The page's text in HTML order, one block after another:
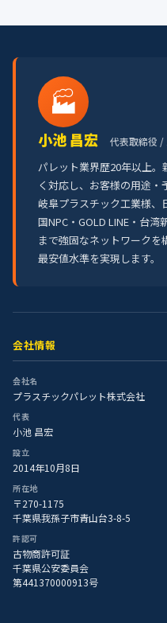
🏭
小池 昌宏 代表取締役 /
パレット業界歴20年以上
く対応し、お客様の用途・
岐阜プラスチック工業様、
国NPC・GOLD LINE・台
まで強固なネットワーク
最安値水準を実現します。
会社情報
会社名
プラスチックパレット株式会社
代表
小池 昌宏
設立
2014年10月8日
所在地
〒270-1175
千葉県我孫子市青山台3-8-5
許認可
古物商許可証
千葉県公安委員会
第441370000913号